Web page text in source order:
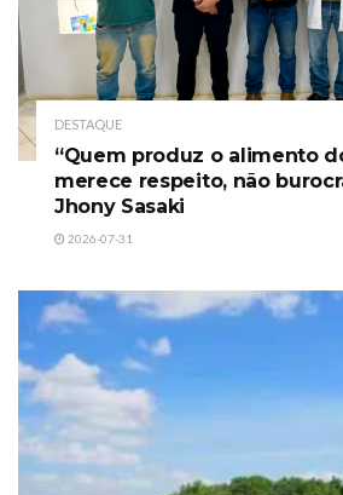
DESTAQUE
“Quem produz o alimento
merece respeito, não
Jhony Sasaki
2026-07-31